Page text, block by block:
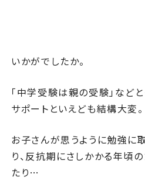
いかがでしたか。
「中学受験は親の受験」など
サポートといえども結構大変。
お子さんが思うように勉強に
り、反抗期にさしかかる年頃
たり…